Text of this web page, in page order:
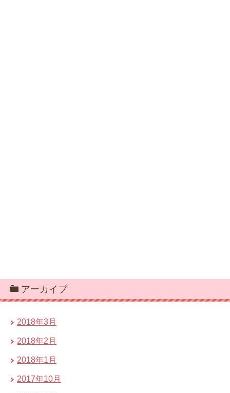
アーカイブ
2018年3月
2018年2月
2018年1月
2017年10月